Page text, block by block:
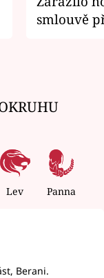
smlouvě
Lev Panna
Berani.